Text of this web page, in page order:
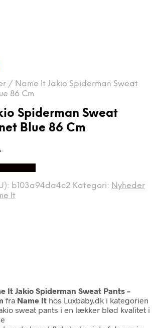
/ Name It Jakio Spiderman Sweat
86 Cm
Spiderman Sweat
Blue 86 Cm
Den
71,98 kr..
b103a94da4c2 Kategori: Nyheder
It
It Jakio Spiderman Sweat Pants –
fra Name It hos Luxbaby.dk i kategorien
sweat pants i en lækker blød kvalitet i